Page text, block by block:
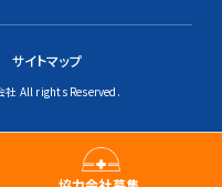
サイトマップ
All rights Reserved.